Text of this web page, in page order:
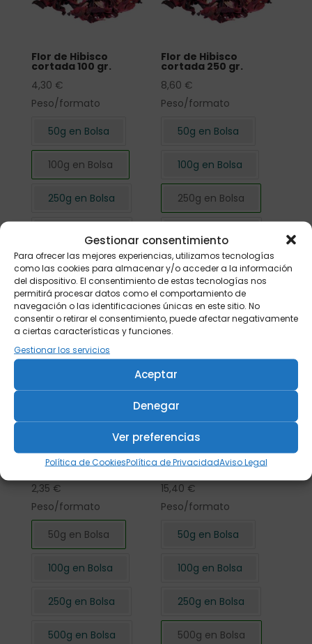
Gestionar consentimiento
Para ofrecer las mejores experiencias, utilizamos tecnologías
como las cookies para almacenar y/o acceder a la información
del dispositivo. El consentimiento de estas tecnologías nos
permitirá procesar datos como el comportamiento de
navegación o las identificaciones únicas en este sitio. No
consentir o retirar el consentimiento, puede afectar negativamente
a ciertas características y funciones.
Gestionar los servicios
Aceptar
Denegar
Ver preferencias
Política de CookiesPolítica de PrivacidadAviso Legal
Flor de Hibisco
cortada 100 gr.
4,30 €
Peso/formato
50g en Bolsa
100g en Bolsa
250g en Bolsa
1kg en Bolsa
Flor de Hibisco
cortada 250 gr.
8,60 €
Peso/formato
50g en Bolsa
100g en Bolsa
250g en Bolsa
1kg en Bolsa
Flor de Hibisco
cortada 50 gr.
2,35 €
Peso/formato
50g en Bolsa
100g en Bolsa
250g en Bolsa
500g en Bolsa
Flor de Hibisco
cortada 500 gr.
15,40 €
Peso/formato
50g en Bolsa
100g en Bolsa
250g en Bolsa
500g en Bolsa